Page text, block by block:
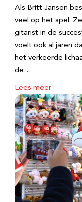
Als Britt Jansen
veel op het spel.
gitarist in de
voelt ook al jaren
het verkeerde
de…
Lees meer